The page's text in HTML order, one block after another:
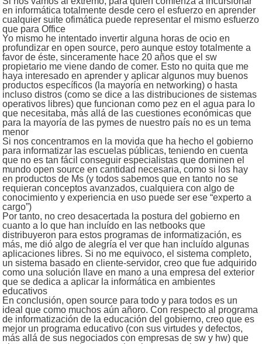
en informática totalmente desde cero el esfuerzo en aprender
cualquier suite ofimática puede representar el mismo esfuerzo
que para Office
Yo mismo he intentado invertir alguna horas de ocio en
profundizar en open source, pero aunque estoy totalmente a
favor de éste, sinceramente hace 20 años que el sw
propietario me viene dando de comer. Esto no quita que me
haya interesado en aprender y aplicar algunos muy buenos
productos específicos (la mayoría en networking) o hasta
incluso distros (como se dice a las distribuciones de sistemas
operativos libres) que funcionan como pez en el agua para lo
que necesitaba, más allá de las cuestiones económicas que
para la mayoría de las pymes de nuestro país no es un tema
menor
Si nos concentramos en la movida que ha hecho el gobierno
para informatizar las escuelas públicas, teniendo en cuenta
que no es tan fácil conseguir especialistas que dominen el
mundo open source en cantidad necesaria, como si los hay
en productos de Ms (y todos sabemos que en tanto no se
requieran conceptos avanzados, cualquiera con algo de
conocimiento y experiencia en uso puede ser ese “experto a
cargo”)
Por tanto, no creo desacertada la postura del gobierno en
cuanto a lo que han incluído en las netbooks que
distribuyeron para estos programas de informatización, es
más, me dió algo de alegría el ver que han incluído algunas
aplicaciones libres. Si no me equivoco, el sistema completo,
un sistema basado en cliente-servidor, creo que fue adquirido
como una solución llave en mano a una empresa del exterior
que se dedica a aplicar la informática en ambientes
educativos
En conclusión, open source para todo y para todos es un
ideal que como muchos aún añoro. Con respecto al programa
de informatización de la educación del gobierno, creo que es
mejor un programa educativo (con sus virtudes y defectos,
más allá de sus negociados con empresas de sw y hw) que